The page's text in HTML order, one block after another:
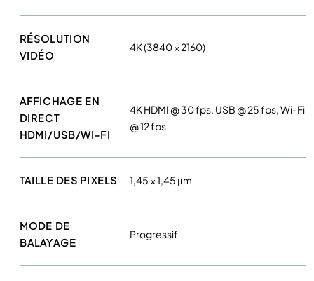
m
4
0
X
RÉSOLUTION
VIDÉO
4K (3840 × 2160)
AFFICHAGE EN
DIRECT
HDMI/USB/WI-FI
4K HDMI @ 30 fps, USB @ 25 fps, Wi-Fi
@ 12 fps
TAILLE DES PIXELS 1,45 × 1,45 μm
MODE DE
BALAYAGE
Progressif